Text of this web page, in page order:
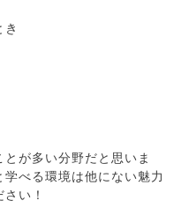
が多い分野だと思いま
べる環境は他にない魅力
い！